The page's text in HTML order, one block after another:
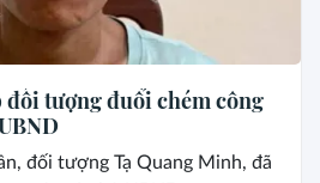
tượng đuổi chém công
đối tượng Tạ Quang Minh, đã